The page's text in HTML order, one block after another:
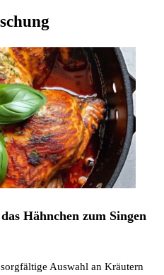
Hähnchen zum Singen
Auswahl an Kräutern